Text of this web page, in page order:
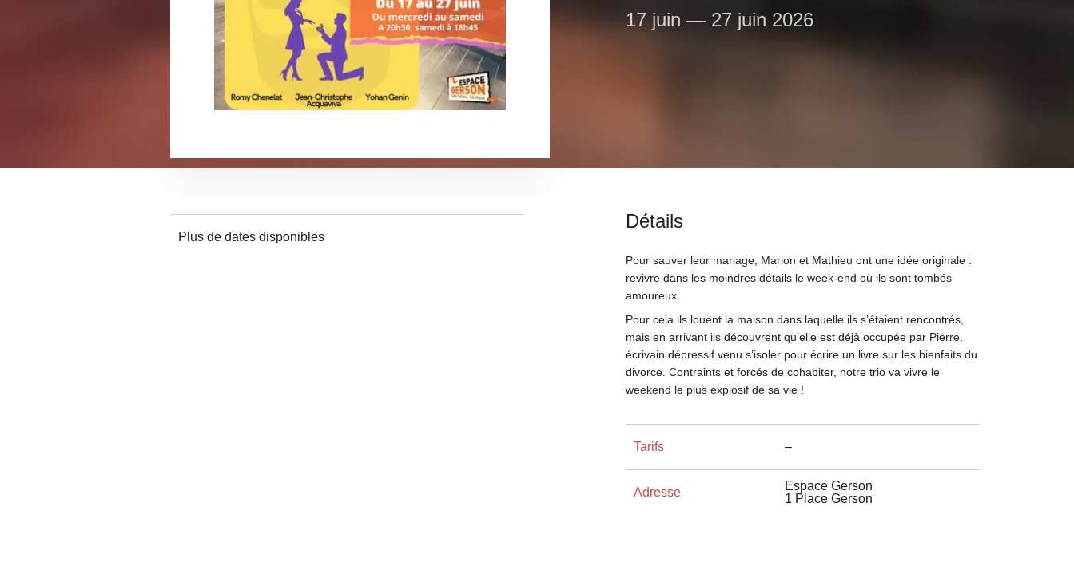
17 juin — 27 juin 2026
Plus de dates disponibles
Détails
Pour sauver leur mariage, Marion et Mathieu ont une idée originale :
revivre dans les moindres détails le week-end où ils sont tombés
amoureux.
Pour cela ils louent la maison dans laquelle ils s’étaient rencontrés,
mais en arrivant ils découvrent qu’elle est déjà occupée par Pierre,
écrivain dépressif venu s’isoler pour écrire un livre sur les bienfaits du
divorce. Contraints et forcés de cohabiter, notre trio va vivre le
weekend le plus explosif de sa vie !
Tarifs –
Adresse
Espace Gerson
1 Place Gerson